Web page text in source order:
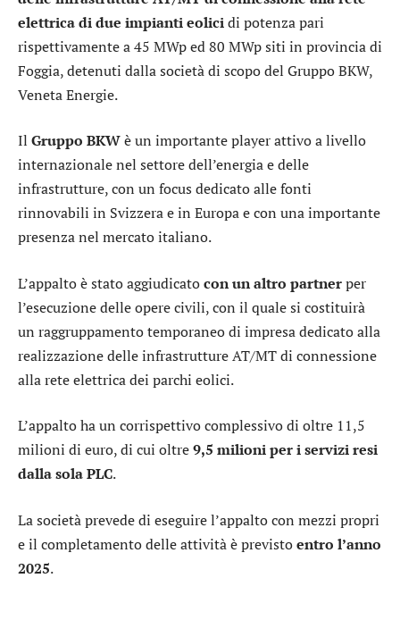
elettrica di due impianti eolicidi potenza pari
rispettivamente a 45 MWp ed 80 MWp siti in provincia di
Foggia, detenuti dalla società di scopo del Gruppo BKW,
Veneta Energie.
Il Gruppo BKWè un importante player attivo a livello
internazionale nel settore dell’energia e delle
infrastrutture, con un focus dedicato alle fonti
rinnovabili in Svizzera e in Europa e con una importante
presenza nel mercato italiano.
L’appalto è stato aggiudicatocon un altro partnerper
l’esecuzione delle opere civili, con il quale si costituirà
un raggruppamento temporaneo di impresa dedicato alla
realizzazione delle infrastrutture AT/MT di connessione
alla rete elettrica dei parchi eolici.
L’appalto ha un corrispettivo complessivo di oltre 11,5
milioni di euro, di cui oltre9,5 milioni per i servizi resi
dalla sola PLC.
La società prevede di eseguire l’appalto con mezzi propri
e il completamento delle attività è previstoentro l’anno
2025.